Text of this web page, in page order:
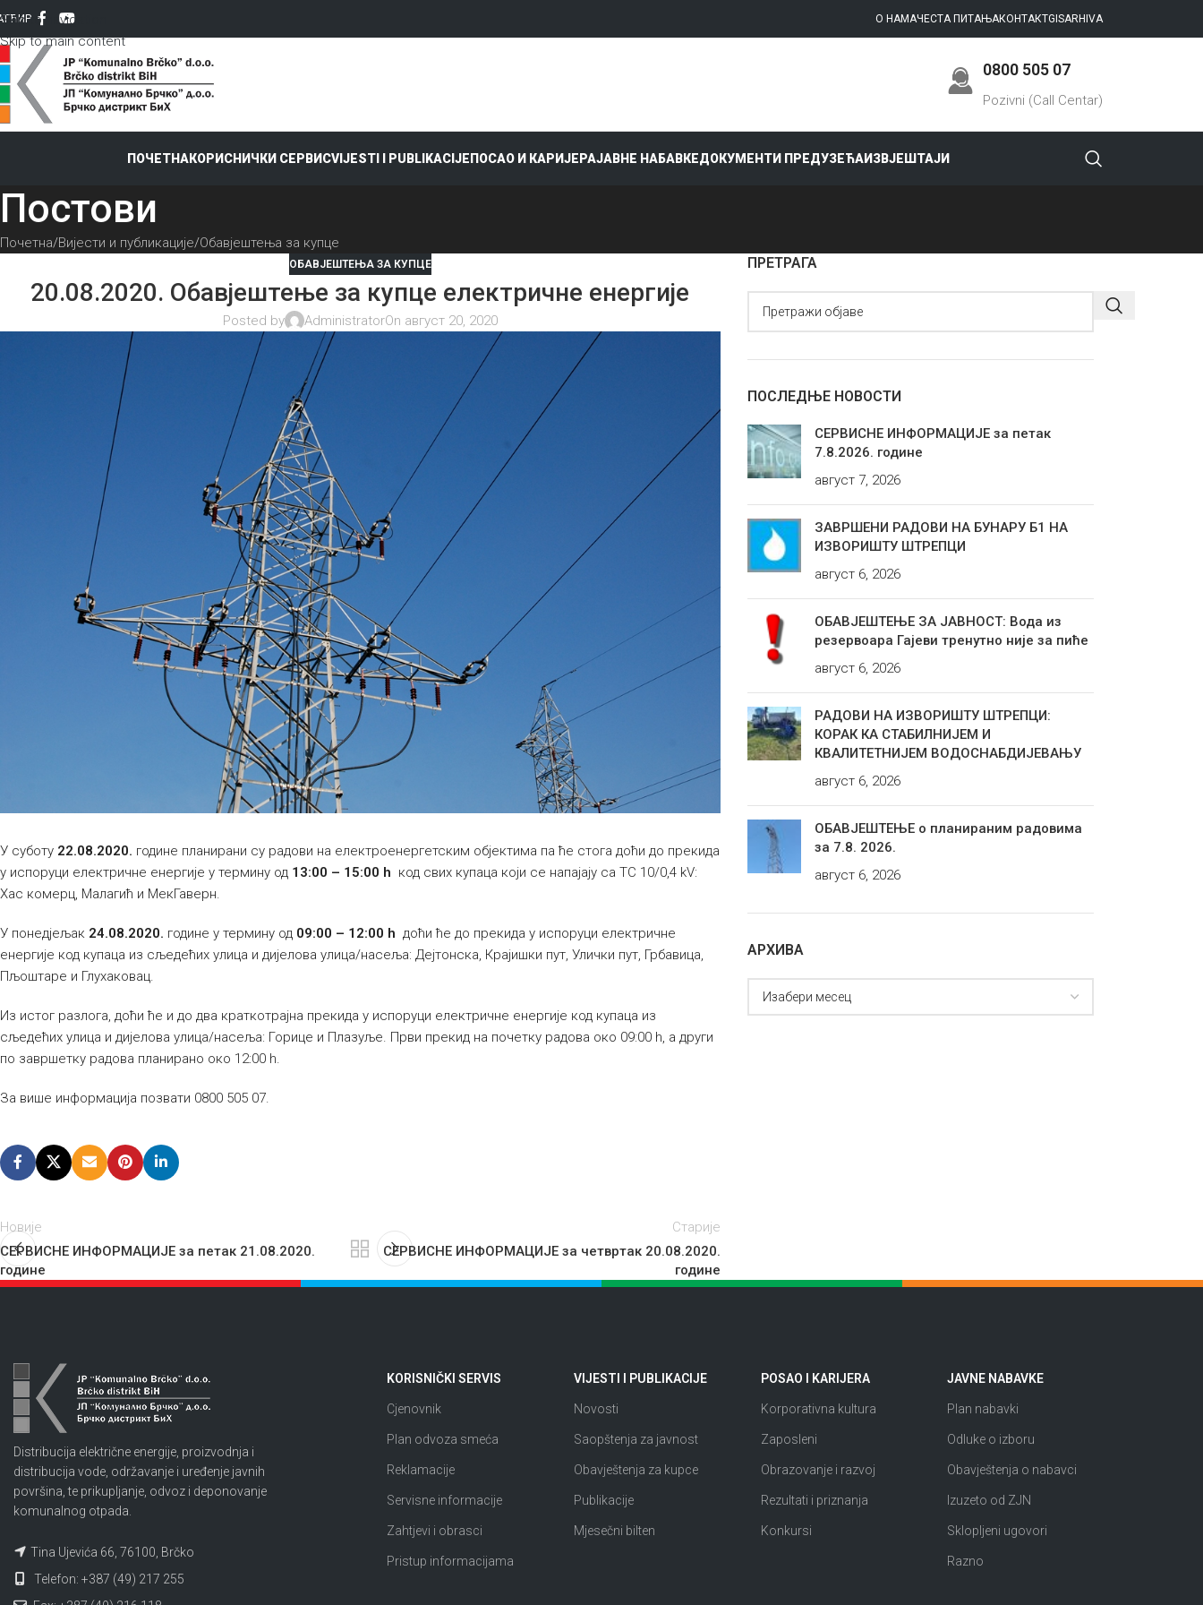
Skip to navigation
Skip to main content
ЋИР О НАМАЧЕСТА ПИТАЊАКОНТАКТGISARHIVA
0800 505 07
Pozivni (Call Centar)
ПОЧЕТНАКОРИСНИЧКИ СЕРВИСVIJESTI I PUBLIKACIJEПОСАО И КАРИЈЕРАЈАВНЕ НАБАВКЕДОКУМЕНТИ ПРЕДУЗЕЋАИЗВЈЕШТАЈИ
Постови
Почетна Вијести и публикације Обавјештења за купце
ОБАВЈЕШТЕЊА ЗА КУПЦЕ
20.08.2020. Обавјештење за купце електричне енергије
Posted by AdministratorOn август 20, 2020
У суботу 22.08.2020. године планирани су радови на електроенергетским објектима па ће стога доћи до прекида
у испоруци електричне енергије у термину од 13:00 – 15:00 h код свих купаца који се напајају са ТС 10/0,4 kV:
Хас комерц, Малагић и МекГаверн.
У понедјељак 24.08.2020. године у термину од 09:00 – 12:00 h доћи ће до прекида у испоруци електричне
енергије код купаца из сљедећих улица и дијелова улица/насеља: Дејтонска, Крајишки пут, Улички пут, Грбавица,
Пљоштаре и Глухаковац.
Из истог разлога, доћи ће и до два краткотрајна прекида у испоруци електричне енергије код купаца из
сљедећих улица и дијелова улица/насеља: Горице и Плазуље. Први прекид на почетку радова око 09:00 h, а други
по завршетку радова планирано око 12:00 h.
За више информација позвати 0800 505 07.
Новије
СЕРВИСНЕ ИНФОРМАЦИЈЕ за петак 21.08.2020.
године
Старије
СЕРВИСНЕ ИНФОРМАЦИЈЕ за четвртак 20.08.2020.
године
ПРЕТРАГА
ПОСЛЕДЊЕ НОВОСТИ
СЕРВИСНЕ ИНФОРМАЦИЈЕ за петак
7.8.2026. године
август 7, 2026
ЗАВРШЕНИ РАДОВИ НА БУНАРУ Б1 НА
ИЗВОРИШТУ ШТРЕПЦИ
август 6, 2026
ОБАВЈЕШТЕЊЕ ЗА ЈАВНОСТ: Вода из
резервоара Гајеви тренутно није за пиће
август 6, 2026
РАДОВИ НА ИЗВОРИШТУ ШТРЕПЦИ:
КОРАК КА СТАБИЛНИЈЕМ И
КВАЛИТЕТНИЈЕМ ВОДОСНАБДИЈЕВАЊУ
август 6, 2026
ОБАВЈЕШТЕЊЕ о планираним радовима
за 7.8. 2026.
август 6, 2026
АРХИВА
Distribucija električne energije, proizvodnja i
distribucija vode, održavanje i uređenje javnih
površina, te prikupljanje, odvoz i deponovanje
komunalnog otpada.
Tina Ujevića 66, 76100, Brčko
Telefon: +387 (49) 217 255
KORISNIČKI SERVIS
Cjenovnik
Plan odvoza smeća
Reklamacije
Servisne informacije
Zahtjevi i obrasci
Pristup informacijama
VIJESTI I PUBLIKACIJE
Novosti
Saopštenja za javnost
Obavještenja za kupce
Publikacije
Mjesečni bilten
POSAO I KARIJERA
Korporativna kultura
Zaposleni
Obrazovanje i razvoj
Rezultati i priznanja
Konkursi
JAVNE NABAVKE
Plan nabavki
Odluke o izboru
Obavještenja o nabavci
Izuzeto od ZJN
Sklopljeni ugovori
Razno